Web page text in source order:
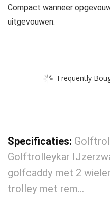
Compact wanneer
uitgevouwen.
Frequently
Specificaties:
Golftrolleykar
golfcaddy met 2
trolley met rem…